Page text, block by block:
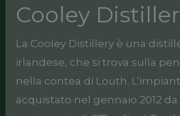
Cooley
La Cooley Distillery è una
irlandese, che si trova sulla
nella contea di Louth.
acquistato nel gennaio 2012